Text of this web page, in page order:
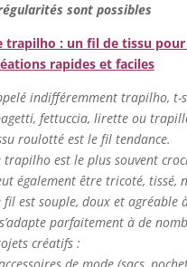
sont possibles
trapilho : un fil de tissu pour
rapides et faciles
indifféremment trapilho, t-
fettuccia, lirette ou
roulotté est le fil tendance.
trapilho est le plus souvent
également être tricoté, tissé,
fil est souple, doux et agréable
parfaitement à de
créatifs :